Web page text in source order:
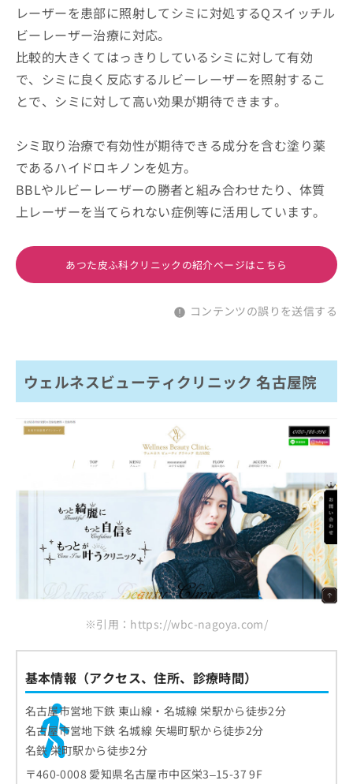
レーザーを患部に照射してシミに対処するQスイッチル
ビーレーザー治療に対応。
比較的大きくてはっきりしているシミに対して有効
で、シミに良く反応するルビーレーザーを照射するこ
とで、シミに対して高い効果が期待できます。
シミ取り治療で有効性が期待できる成分を含む塗り薬
であるハイドロキノンを処方。
BBLやルビーレーザーの勝者と組み合わせたり、体質
上レーザーを当てられない症例等に活用しています。
あつた皮ふ科クリニックの紹介ページはこちら
コンテンツの誤りを送信する
ウェルネスビューティクリニック 名古屋院
※引用：https://wbc-nagoya.com/
基本情報（アクセス、住所、診療時間）
名古屋市営地下鉄 東山線・名城線 栄駅から徒歩2分
名古屋市営地下鉄 名城線 矢場町駅から徒歩2分
名鉄 栄町駅から徒歩2分
〒460-0008 愛知県名古屋市中区栄3–15-37 9F